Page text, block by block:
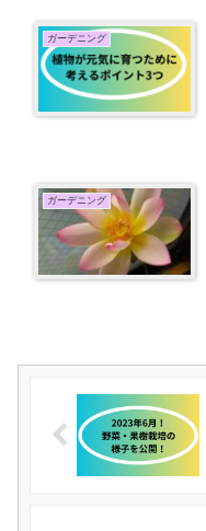
ガーデニング
ガーデニング